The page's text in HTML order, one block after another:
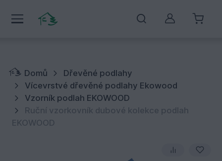
Můj účet
Domů
Dřevěné podlahy
Vícevrstvé dřevěné podlahy Ekowood
Vzorník podlah EKOWOOD
Ruční vzorkovník dubové kolekce podlah
EKOWOOD